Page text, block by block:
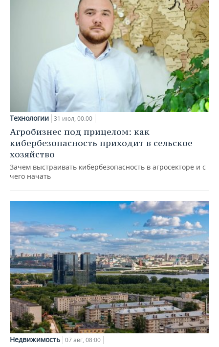
Технологии 31 июл, 00:00
Агробизнес под прицелом: как
кибербезопасность приходит в сельское
хозяйство
Зачем выстраивать кибербезопасность в агросекторе и с
чего начать
Недвижимость 07 авг, 08:00